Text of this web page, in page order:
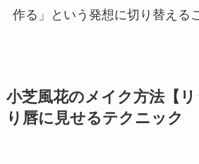
作る」という発想に切り替える
小芝風花のメイク方法【リ
り唇に見せるテクニック